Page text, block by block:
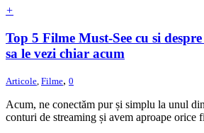
+
Top 5 Filme Must-See cu si
sa le vezi chiar acum
Articole, Filme, 0
Acum, ne conectăm pur și simplu la unul
conturi de streaming și avem aproape orice